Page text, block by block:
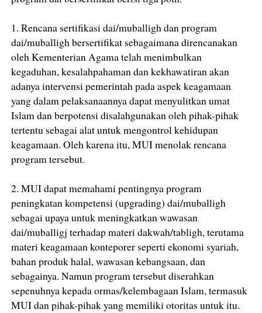
1. Rencana sertifikasi dai/muballigh dan program
dai/muballigh bersertifikat sebagaimana direncanakan
oleh Kementerian Agama telah menimbulkan
kegaduhan, kesalahpahaman dan kekhawatiran akan
adanya intervensi pemerintah pada aspek keagamaan
yang dalam pelaksanaannya dapat menyulitkan umat
Islam dan berpotensi disalahgunakan oleh pihak-pihak
tertentu sebagai alat untuk mengontrol kehidupan
keagamaan. Oleh karena itu, MUI menolak rencana
program tersebut.
2. MUI dapat memahami pentingnya program
peningkatan kompetensi (upgrading) dai/muballigh
sebagai upaya untuk meningkatkan wawasan
dai/muballigj terhadap materi dakwah/tabligh, terutama
materi keagamaan konteporer seperti ekonomi syariah,
bahan produk halal, wawasan kebangsaan, dan
sebagainya. Namun program tersebut diserahkan
sepenuhnya kepada ormas/kelembagaan Islam, termasuk
MUI dan pihak-pihak yang memiliki otoritas untuk itu.